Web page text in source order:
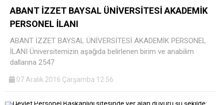
ABANT İZZET BAYSAL ÜNİVERSİTESİ AKADEMİK
PERSONEL İLANI
ABANT İZZET BAYSAL ÜNİVERSİTESİ AKADEMİK PERSONEL
İLANI Üniversitemizin aşağıda belirlenen birim ve anabilim
dallarına 2547
07 Aralık 2016 Çarşamba 12:56